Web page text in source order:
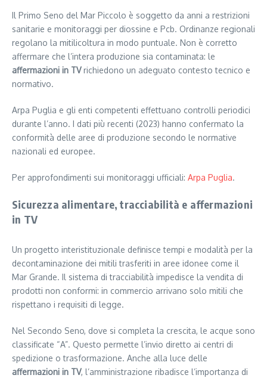
Il Primo Seno del Mar Piccolo è soggetto da anni a restrizioni
sanitarie e monitoraggi per diossine e Pcb. Ordinanze regionali
regolano la mitilicoltura in modo puntuale. Non è corretto
affermare che l’intera produzione sia contaminata: le
affermazioni in TVrichiedono un adeguato contesto tecnico e
normativo.
Arpa Puglia e gli enti competenti effettuano controlli periodici
durante l’anno. I dati più recenti (2023) hanno confermato la
conformità delle aree di produzione secondo le normative
nazionali ed europee.
Per approfondimenti sui monitoraggi ufficiali: Arpa Puglia.
Sicurezza alimentare, tracciabilità e affermazioni
in TV
Un progetto interistituzionale definisce tempi e modalità per la
decontaminazione dei mitili trasferiti in aree idonee come il
Mar Grande. Il sistema di tracciabilità impedisce la vendita di
prodotti non conformi: in commercio arrivano solo mitili che
rispettano i requisiti di legge.
Nel Secondo Seno, dove si completa la crescita, le acque sono
classificate “A”. Questo permette l’invio diretto ai centri di
spedizione o trasformazione. Anche alla luce delle
affermazioni in TV, l’amministrazione ribadisce l’importanza di